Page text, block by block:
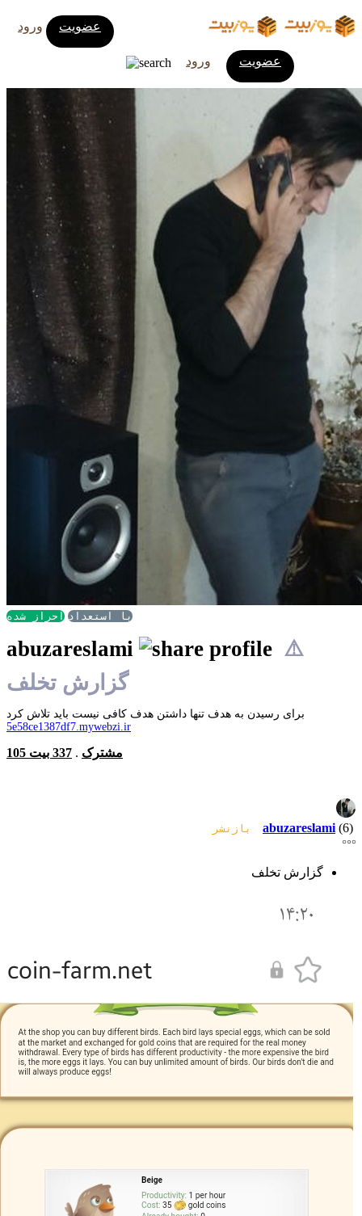
ورود عضویت
ورود عضویت
با استعداد احراز شده
abuzareslami
⚠️
گزارش تخلف
برای رسیدن به هدف تنها داشتن هدف کافی نیست باید تلاش کرد
5e58ce1387df7.mywebzi.ir
105 مشترک . 337 بیت
abuzareslami (6) بازنشر
گزارش تخلف